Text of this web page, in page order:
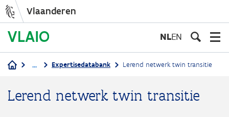
Vlaanderen
NLEN
... Expertisedatabank Lerend netwerk twin transitie
Lerend netwerk twin transitie